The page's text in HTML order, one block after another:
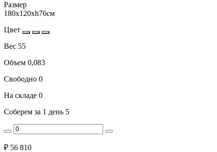
Размер
180x120xh76см
Цвет
Вес 55
Объем 0,083
Свободно 0
На складе 0
Соберем за 1 день 5
₽ 56 810